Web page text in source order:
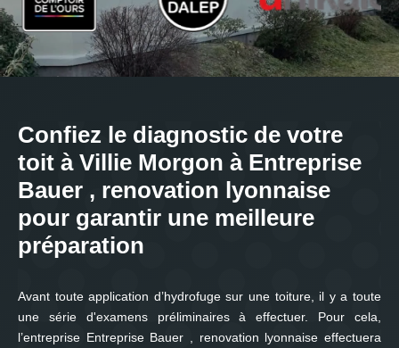
Confiez le diagnostic de votre
toit à Villie Morgon à Entreprise
Bauer , renovation lyonnaise
pour garantir une meilleure
préparation
Avant toute application d’hydrofuge sur une toiture, il y a toute
une série d'examens préliminaires à effectuer. Pour cela,
l’entreprise Entreprise Bauer , renovation lyonnaise effectuera